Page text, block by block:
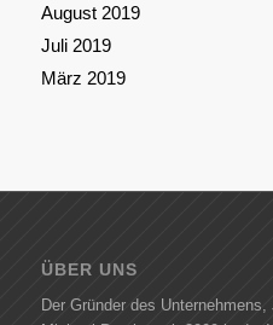
August 2019
Juli 2019
März 2019
ÜBER UNS
Der Gründer des